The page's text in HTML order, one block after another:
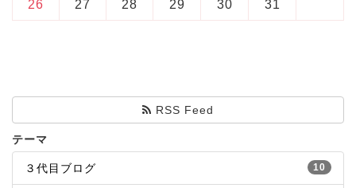
26 27 28 29 30 31
RSS Feed
テーマ
10
３代目ブログ